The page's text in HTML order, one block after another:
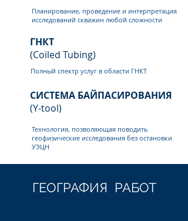
Планирование, проведение и интерпретация
исследований скважин любой сложности
ГНКТ
(Coiled Tubing)
Полный спектр услуг в области ГНКТ
СИСТЕМА БАЙПАСИРОВАНИЯ
(Y-tool)
Технология, позволяющая поводить
геофизические исследования без остановки
УЭЦН
ГЕОГРАФИЯ РАБОТ